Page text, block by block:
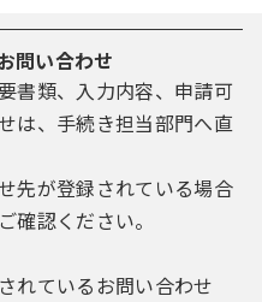
Ｌにアクセスする
。
利用者ＩＤ、パス
番号、その他の必
登録してくださ
ドレス等に変更があ
てください。
た情報は、構成団
用者情報を使用しな
問い合わせ
書類、入力内容、申請可
は、手続き担当部門へ直
先が登録されている場合
確認ください。
れているお問い合わせ